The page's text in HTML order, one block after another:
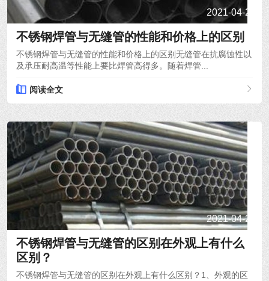
2021-04-21
不锈钢焊管与无缝管的性能和价格上的区别
不锈钢焊管与无缝管的性能和价格上的区别无缝管在抗腐蚀性以
及承压耐高温等性能上要比焊管高得多。随着焊管...
阅读全文
2021-04-20
不锈钢焊管与无缝管的区别在外观上有什么
区别？
不锈钢焊管与无缝管的区别在外观上有什么区别？1、外观的区